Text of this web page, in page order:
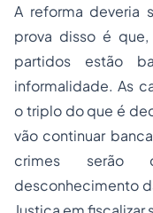
A reforma deveria
prova disso é
partidos estão
informalidade. As
o triplo do que é
vão continuar
crimes serão
desconhecimento